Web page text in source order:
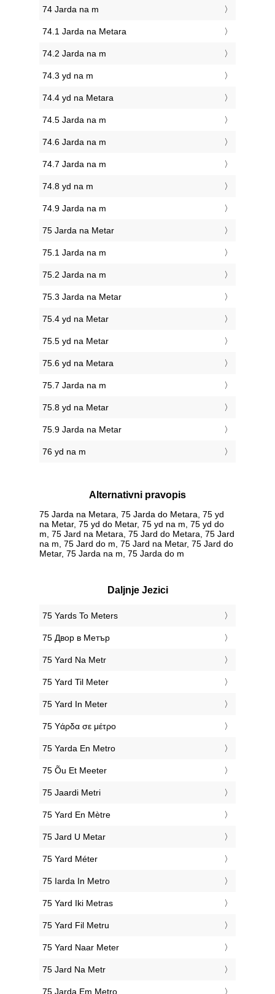
74 Jarda na m
74.1 Jarda na Metara
74.2 Jarda na m
74.3 yd na m
74.4 yd na Metara
74.5 Jarda na m
74.6 Jarda na m
74.7 Jarda na m
74.8 yd na m
74.9 Jarda na m
75 Jarda na Metar
75.1 Jarda na m
75.2 Jarda na m
75.3 Jarda na Metar
75.4 yd na Metar
75.5 yd na Metar
75.6 yd na Metara
75.7 Jarda na m
75.8 yd na Metar
75.9 Jarda na Metar
76 yd na m
Alternativni pravopis
75 Jarda na Metara, 75 Jarda do Metara, 75 yd
na Metar, 75 yd do Metar, 75 yd na m, 75 yd do
m, 75 Jard na Metara, 75 Jard do Metara, 75 Jard
na m, 75 Jard do m, 75 Jard na Metar, 75 Jard do
Metar, 75 Jarda na m, 75 Jarda do m
Daljnje Jezici
‎75 Yards To Meters
‎75 Двор в Метър
‎75 Yard Na Metr
‎75 Yard Til Meter
‎75 Yard In Meter
‎75 Υάρδα σε μέτρο
‎75 Yarda En Metro
‎75 Õu Et Meeter
‎75 Jaardi Metri
‎75 Yard En Mètre
‎75 Jard U Metar
‎75 Yard Méter
‎75 Iarda In Metro
‎75 Yard Iki Metras
‎75 Yard Fil Metru
‎75 Yard Naar Meter
‎75 Jard Na Metr
‎75 Jarda Em Metro